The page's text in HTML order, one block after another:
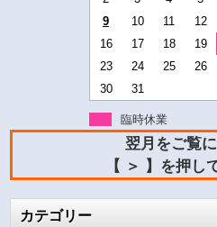
9
10 11 12
16
17 18 19
23
24 25 26
30
31
臨時休業
翌月をご覧
【 ＞ 】を押し
カテゴリー